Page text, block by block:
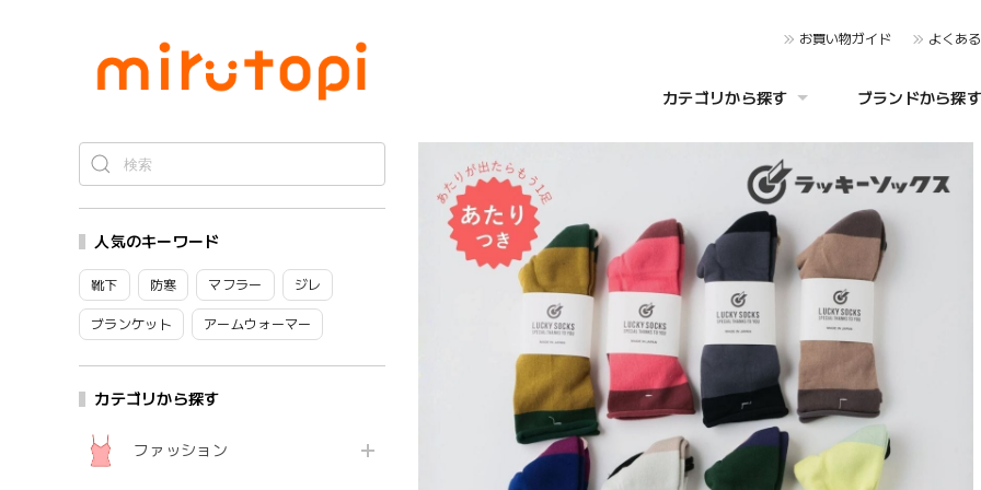
お買い物ガイド よくあ
カテゴリから探す ブランドから探
人気のキーワード
靴下 防寒 マフラー ジレ
ブランケット アームウォーマー
カテゴリから探す
ファッション